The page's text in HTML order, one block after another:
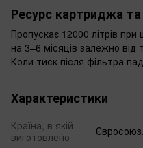
Ресурс картриджа
Пропускає 12000 літрів
на 3–6 місяців залежно від
Коли тиск після фільтра
Характеристики
Країна, в якій
виготовлено